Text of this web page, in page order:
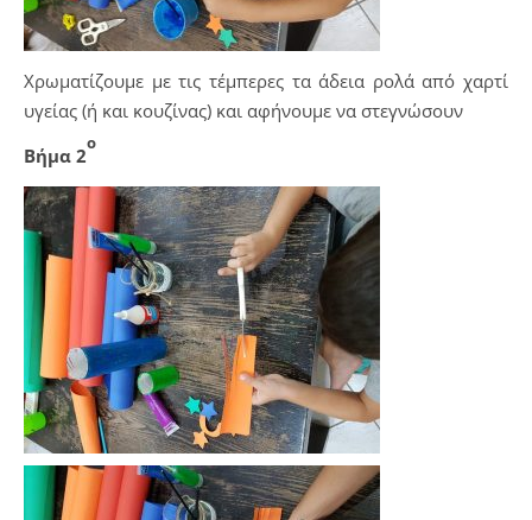
Χρωματίζουμε με τις τέμπερες τα άδεια ρολά από χαρτί
υγείας (ή και κουζίνας) και αφήνουμε να στεγνώσουν
Βήμα 2
ο